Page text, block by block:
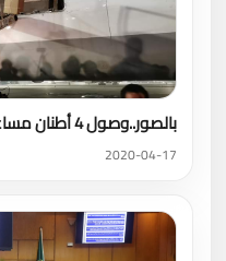
بالصور..وصول 4 أطنان مساعدات طبية من الصين
2020-04-17